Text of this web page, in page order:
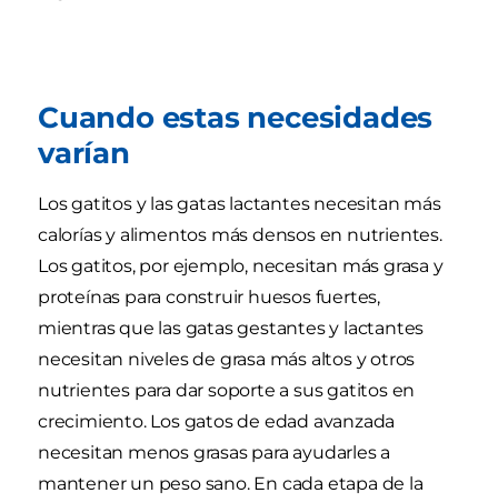
Cuando estas necesidades
varían
Los gatitos y las gatas lactantes necesitan más
calorías y alimentos más densos en nutrientes.
Los gatitos, por ejemplo, necesitan más grasa y
proteínas para construir huesos fuertes,
mientras que las gatas gestantes y lactantes
necesitan niveles de grasa más altos y otros
nutrientes para dar soporte a sus gatitos en
crecimiento. Los gatos de edad avanzada
necesitan menos grasas para ayudarles a
mantener un peso sano. En cada etapa de la